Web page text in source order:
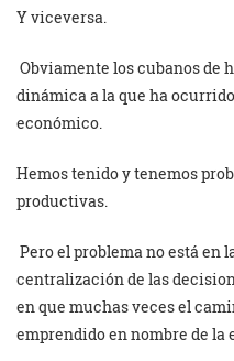
Y viceversa.
Obviamente los cubanos de
dinámica a la que ha
económico.
Hemos tenido y tenemos
productivas.
Pero el problema no está en
centralización de las
en que muchas veces el
emprendido en nombre de la